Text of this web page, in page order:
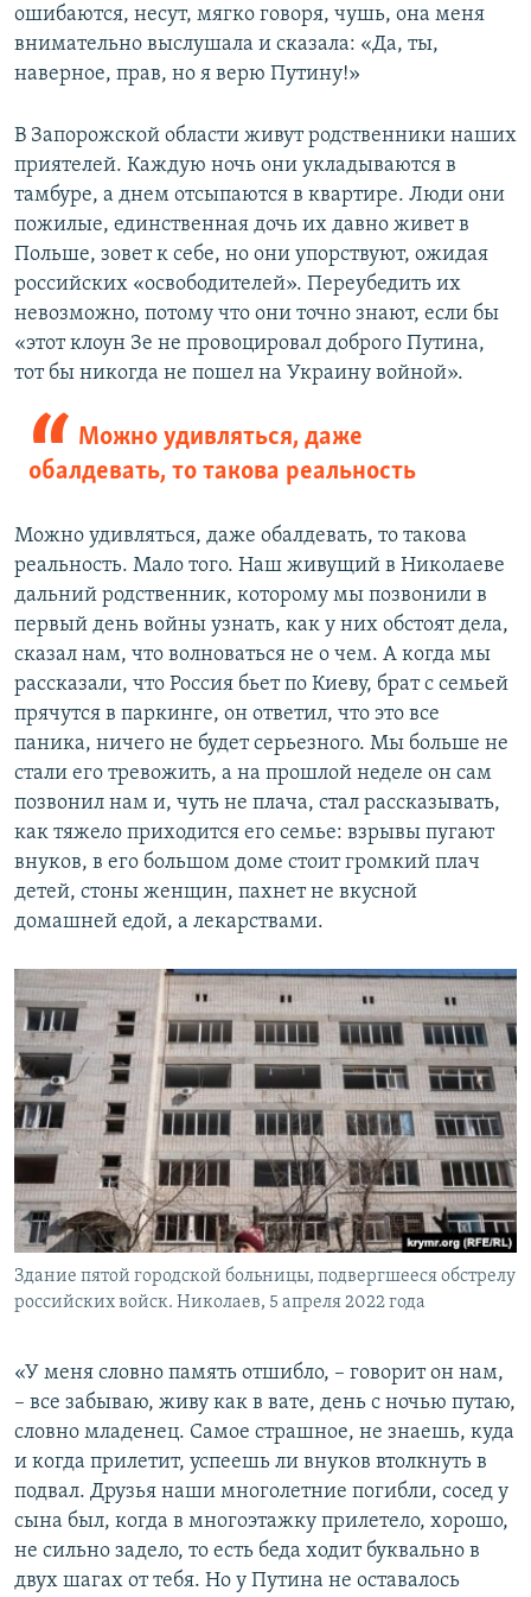
ошибаются, несут, мягко говоря, чушь, она меня
внимательно выслушала и сказала: «Да, ты,
наверное, прав, но я верю Путину!»
В Запорожской области живут родственники наших
приятелей. Каждую ночь они укладываются в
тамбуре, а днем отсыпаются в квартире. Люди они
пожилые, единственная дочь их давно живет в
Польше, зовет к себе, но они упорствуют, ожидая
российских «освободителей». Переубедить их
невозможно, потому что они точно знают, если бы
«этот клоун Зе не провоцировал доброго Путина,
тот бы никогда не пошел на Украину войной».
Можно удивляться, даже
обалдевать, то такова реальность
Можно удивляться, даже обалдевать, то такова
реальность. Мало того. Наш живущий в Николаеве
дальний родственник, которому мы позвонили в
первый день войны узнать, как у них обстоят дела,
сказал нам, что волноваться не о чем. А когда мы
рассказали, что Россия бьет по Киеву, брат с семьей
прячутся в паркинге, он ответил, что это все
паника, ничего не будет серьезного. Мы больше не
стали его тревожить, а на прошлой неделе он сам
позвонил нам и, чуть не плача, стал рассказывать,
как тяжело приходится его семье: взрывы пугают
внуков, в его большом доме стоит громкий плач
детей, стоны женщин, пахнет не вкусной
домашней едой, а лекарствами.
Здание пятой городской больницы, подвергшееся обстрелу
российских войск. Николаев, 5 апреля 2022 года
«У меня словно память отшибло, – говорит он нам,
– все забываю, живу как в вате, день с ночью путаю,
словно младенец. Самое страшное, не знаешь, куда
и когда прилетит, успеешь ли внуков втолкнуть в
подвал. Друзья наши многолетние погибли, сосед у
сына был, когда в многоэтажку прилетело, хорошо,
не сильно задело, то есть беда ходит буквально в
двух шагах от тебя. Но у Путина не оставалось